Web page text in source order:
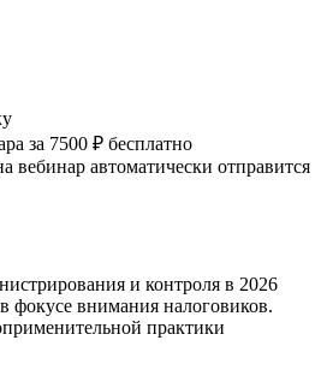
за 7500 ₽ бесплатно
вебинар автоматически отправится
и контроля в 2026
фокусе внимания налоговиков.
практики